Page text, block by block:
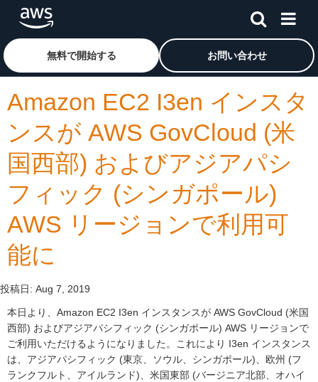
メインコンテンツに移動
アマゾン ウェブ サービスのホームページに戻るには、こ
無料で開始する お問い合わせ
Amazon EC2 I3en インスタ
ンスが AWS GovCloud (米
国西部) およびアジアパシ
フィック (シンガポール)
AWS リージョンで利用可
能に
投稿日: Aug 7, 2019
本日より、Amazon EC2 I3en インスタンスが AWS GovCloud (米国
西部) およびアジアパシフィック (シンガポール) AWS リージョンで
ご利用いただけるようになりました。これにより I3en インスタンス
は、アジアパシフィック (東京、ソウル、シンガポール)、欧州 (フ
ランクフルト、アイルランド)、米国東部 (バージニア北部、オハイ